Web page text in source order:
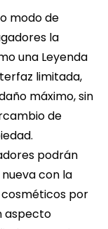
modo de
la
una Leyenda
limitada,
máximo, sin
de
podrán
con la
por
aspecto